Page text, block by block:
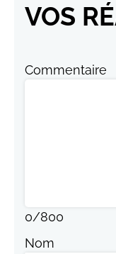
VOS
Commentaire
0/800
Nom